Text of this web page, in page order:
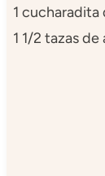
1 cucharadita
1 1/2 tazas de